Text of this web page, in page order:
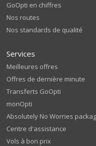
GoOpti en chiffres
Nos routes
Nos standards de qualité
Services
Meilleures offres
Offres de dernière minute
Transferts GoOpti
monOpti
Absolutely No Worries
Centre d'assistance
Vols à bon prix